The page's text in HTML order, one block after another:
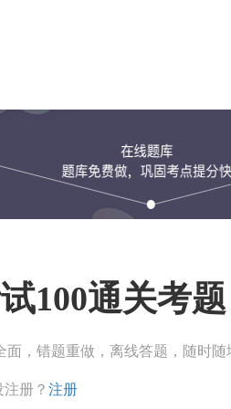
100通关考题
面，错题重做，离线答题，随时随
注册？ 注册